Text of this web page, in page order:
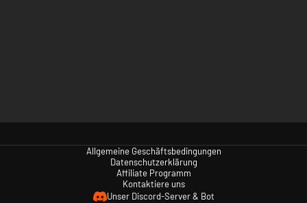
Allgemeine Geschäftsbedingungen
Datenschutzerklärung
Affiliate Programm
Kontaktiere uns
Unser Discord-Server & Bot